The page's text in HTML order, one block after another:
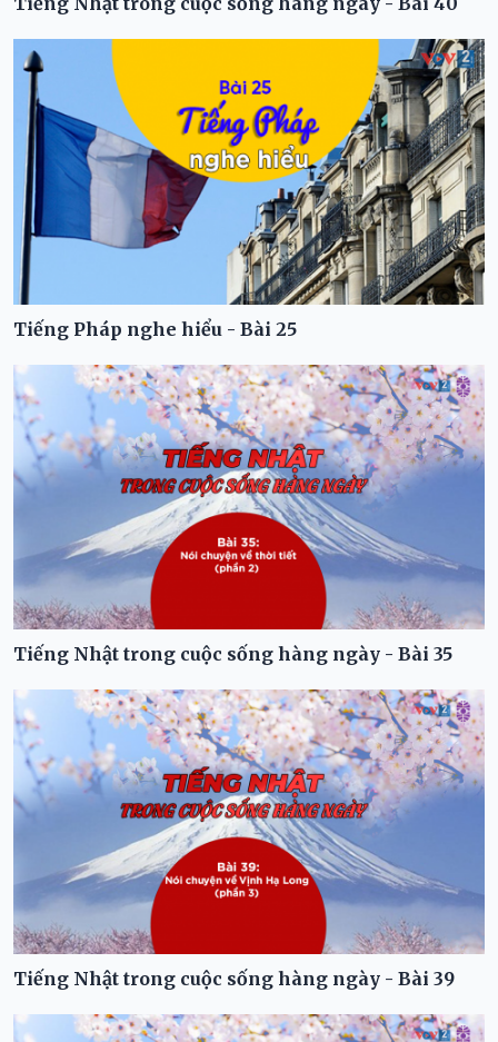
Tiếng Pháp nghe hiểu - Bài 25
Tiếng Nhật trong cuộc sống hàng ngày - Bài 35
Tiếng Nhật trong cuộc sống hàng ngày - Bài 39